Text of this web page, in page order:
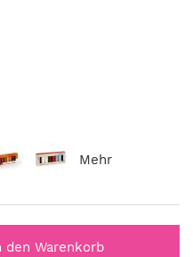
Mehr
den Warenkorb